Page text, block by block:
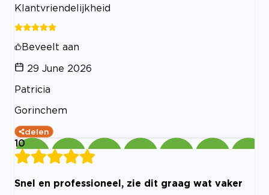
Klantvriendelijkheid
Beveelt aan
29 June 2026
Patricia
Gorinchem
delen
10
Snel en professioneel, zie dit graag wat vaker